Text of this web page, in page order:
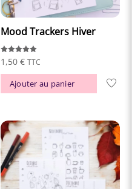
Mood Trackers Hiver
Note
5.00
1,50 € TTC
Ajouter au panier